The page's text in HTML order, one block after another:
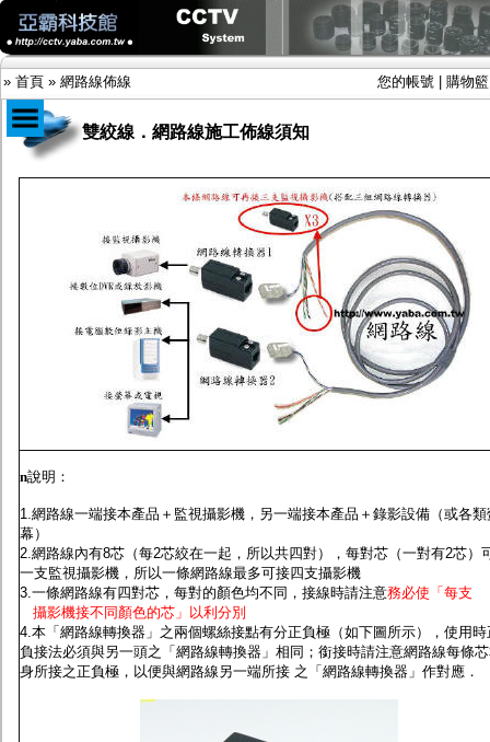
» 首頁 » 網路線佈線 您的帳號 購物籃
商品目錄
IP網路攝影機及錄放影機
AHD DVR數位錄放影機
AHD半球型(適用屋內)
AHD中小型紅外線攝影機(適用騎樓、室內外)
AHD防護罩型攝影機(適用屋外，紅外線照射
距離遠）
AHD特殊功能型攝影機
旋轉型攝影機.旋轉台
傳統高解析攝影機
多路攝影機單軸傳輸
網路設備
視訊轉換設備
雙絞線傳輸器
雜訊改善器
分配放大器
網路線用水晶頭
網路線
懶人線.同軸線.花線
集線盒.防水盒.配線盒
雙絞線．網路線施工佈線須知
n說明：
1.網路線一端接本產品＋監視攝影機，另一端接本產品＋錄影設備（或各類
幕）
2.網路線內有8芯（每2芯絞在一起，所以共四對），每對芯（一對有2芯）
一支監視攝影機，所以一條網路線最多可接四支攝影機
3.一條網路線有四對芯，每對的顏色均不同，接線時請注意務必使「每支
攝影機接不同顏色的芯」以利分別
4.本「網路線轉換器」之兩個螺絲接點有分正負極 （如下圖所示），使用時
負接法必須與另一頭之「網路線轉換器」相同；銜接時請注意網路線每條
身所接之正負極，以便與網路線另一端所接 之「網路線轉換器」作對應．